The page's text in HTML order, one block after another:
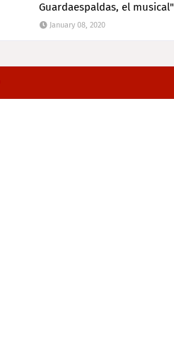
Guardaespaldas, el musical"
January 08, 2020